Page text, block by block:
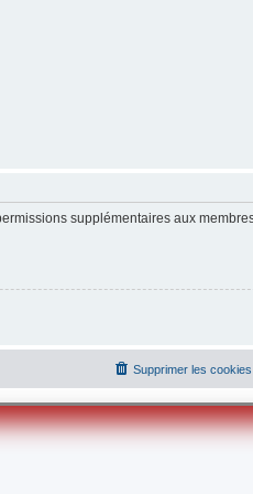
supplémentaires aux
Supprimer les cookies